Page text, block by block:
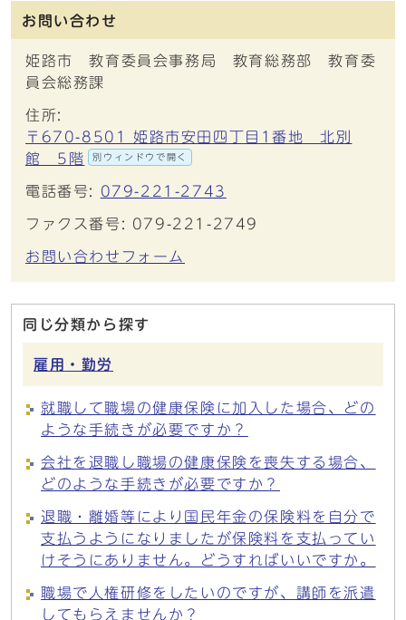
お問い合わせ
姫路市 教育委員会事務局 教育総務部 教育委
員会総務課
住所:
〒670-8501 姫路市安田四丁目1番地 北別
館 5階
別ウィンドウで開く
電話番号: 079-221-2743
ファクス番号: 079-221-2749
お問い合わせフォーム
同じ分類から探す
雇用・勤労
就職して職場の健康保険に加入した場合、どの
ような手続きが必要ですか？
会社を退職し職場の健康保険を喪失する場合、
どのような手続きが必要ですか？
退職・離婚等により国民年金の保険料を自分で
支払うようになりましたが保険料を支払ってい
けそうにありません。どうすればいいですか。
職場で人権研修をしたいのですが、講師を派遣
してもらえませんか？